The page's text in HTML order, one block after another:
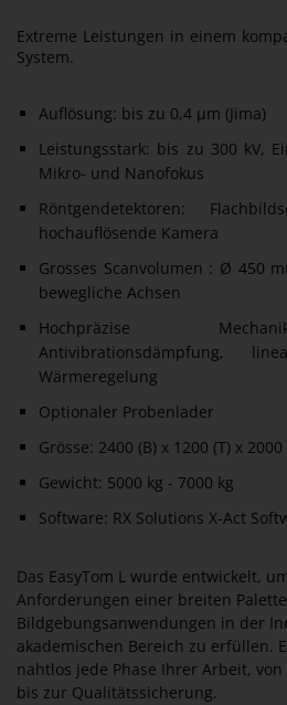
Extreme Leistungen in einem
System.
Auflösung: bis zu 0,4 µm (Jima)
Leistungsstark: bis zu 300 kV,
Mikro- und Nanofokus
Röntgendetektoren:
hochauflösende Kamera
Grosses Scanvolumen : Ø 450
bewegliche Achsen
Hochpräzise
Antivibrationsdämpfung,
Wärmeregelung
Optionaler Probenlader
Grösse: 2400 (B) x 1200 (T) x
Gewicht: 5000 kg - 7000 kg
Software: RX Solutions X-Act
Das EasyTom L wurde entwickelt,
Anforderungen einer breiten
Bildgebungsanwendungen in der
akademischen Bereich zu erfüllen.
nahtlos jede Phase Ihrer Arbeit,
bis zur Qualitätssicherung.